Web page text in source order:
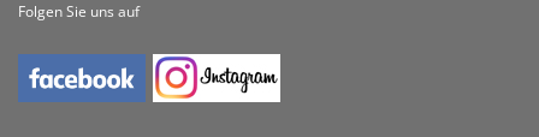
Folgen Sie uns auf